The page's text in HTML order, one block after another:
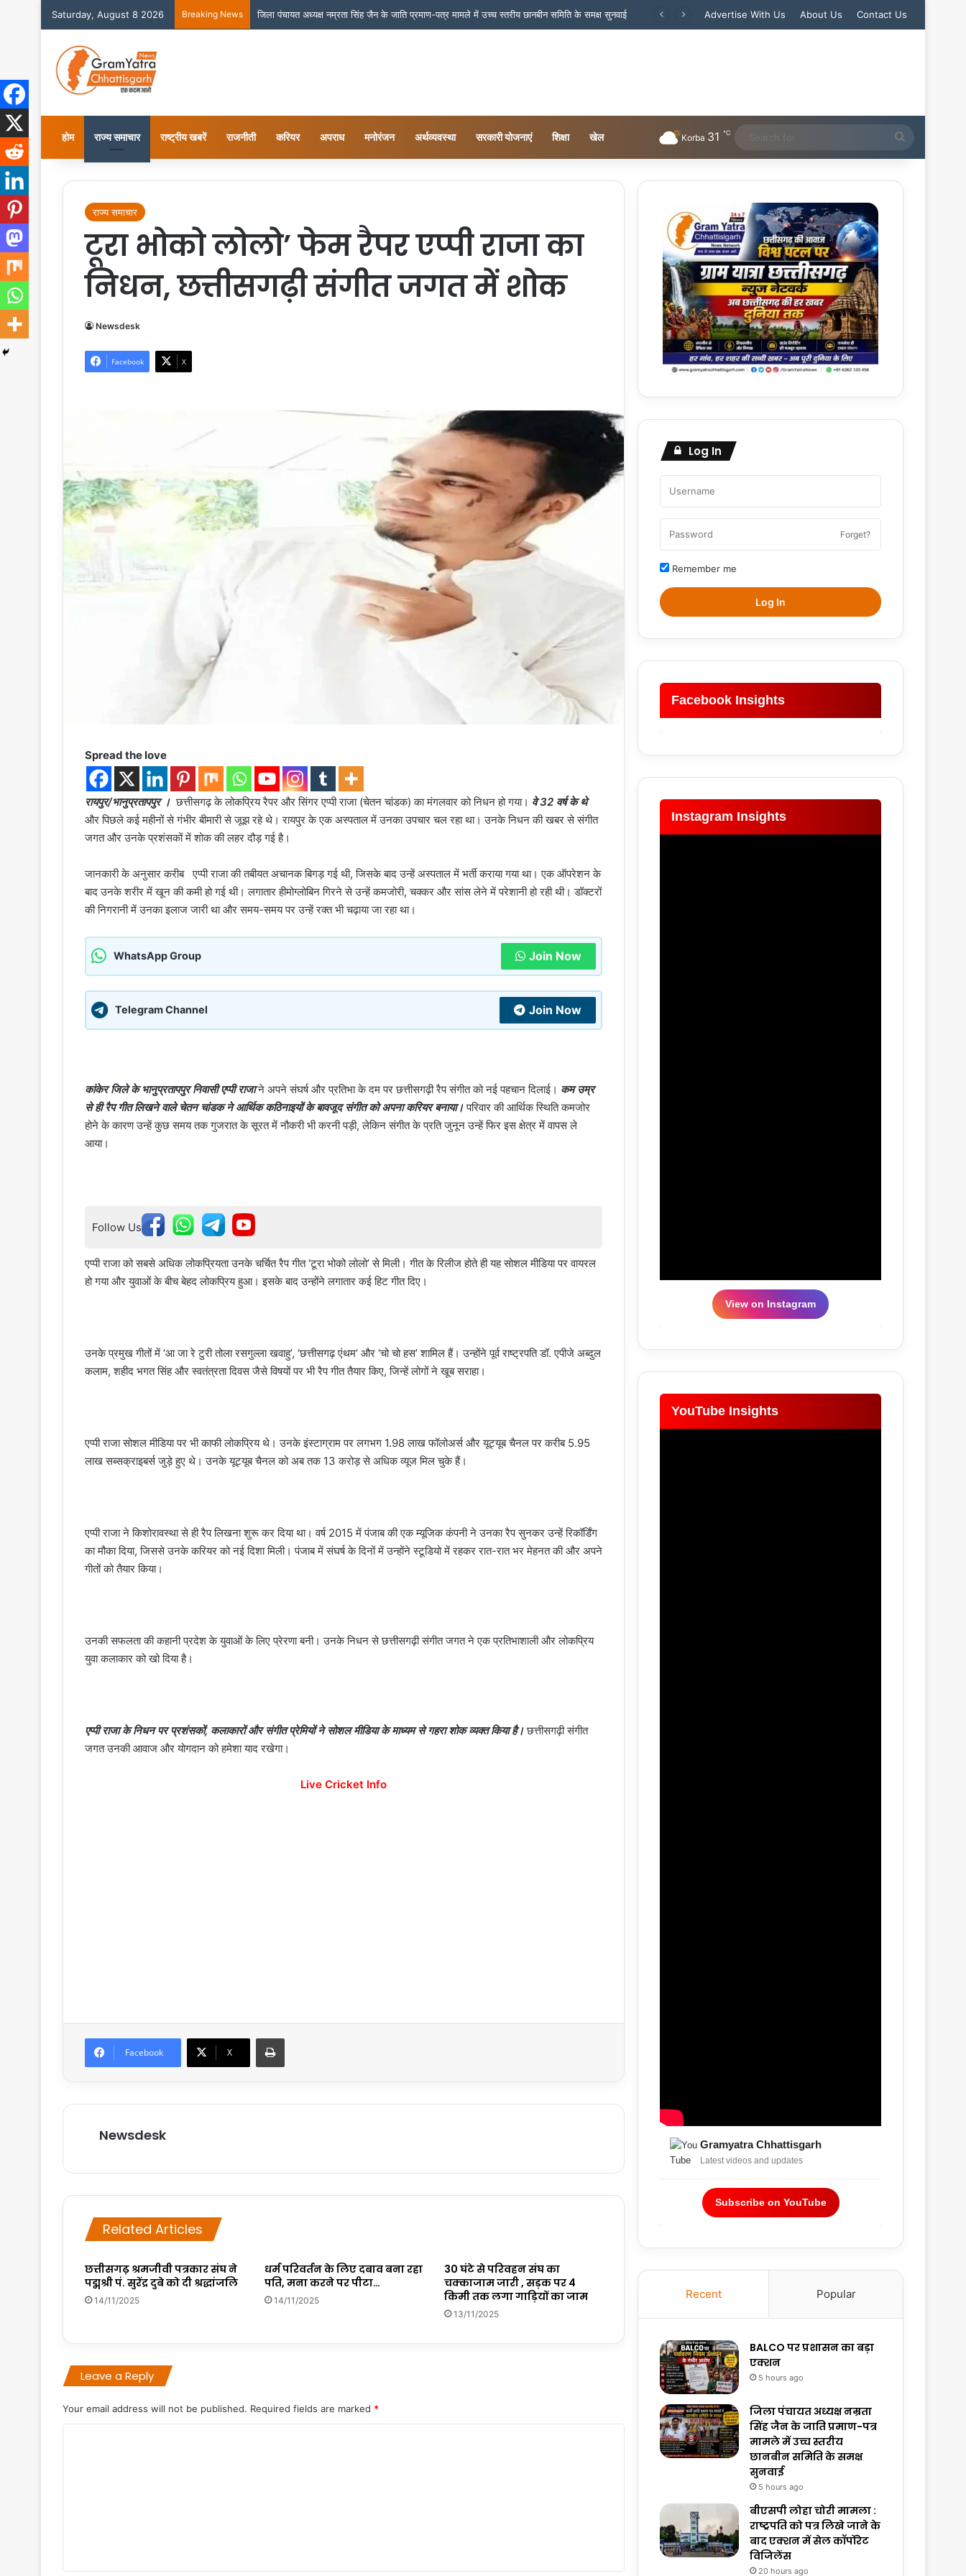
Saturday, August 8 2026 Breaking News जिला पंचायत अध्यक्ष नम्रता सिंह जैन के जाति प्रमाण-पत्र मामले में उच्च स्तरीय छानबीन समिति के समक्ष सुनवाई Advertise With Us About Us Contact Us
होम राज्य समाचार राष्ट्रीय खबरें राजनीती करियर अपराध मनोरंजन अर्थव्यवस्था सरकारी योजनाएं शिक्षा खेल Korba 31 ℃
for
राज्य समाचार
टूरा भोको लोलो’ फेम रैपर एप्पी राजा का
निधन, छत्तीसगढ़ी संगीत जगत में शोक
Newsdesk
Facebook X
Spread the love
रायपुर/भानुप्रतापपुर । छत्तीसगढ़ के लोकप्रिय रैपर और सिंगर एप्पी राजा (चेतन चांडक) का मंगलवार को निधन हो गया। वे 32 वर्ष के थे
और पिछले कई महीनों से गंभीर बीमारी से जूझ रहे थे। रायपुर के एक अस्पताल में उनका उपचार चल रहा था। उनके निधन की खबर से संगीत
जगत और उनके प्रशंसकों में शोक की लहर दौड़ गई है।
जानकारी के अनुसार करीब एप्पी राजा की तबीयत अचानक बिगड़ गई थी, जिसके बाद उन्हें अस्पताल में भर्ती कराया गया था। एक ऑपरेशन के
बाद उनके शरीर में खून की कमी हो गई थी। लगातार हीमोग्लोबिन गिरने से उन्हें कमजोरी, चक्कर और सांस लेने में परेशानी हो रही थी। डॉक्टरों
की निगरानी में उनका इलाज जारी था और समय-समय पर उन्हें रक्त भी चढ़ाया जा रहा था।
WhatsApp Group Join Now
Telegram Channel Join Now
कांकेर जिले के भानुप्रतापपुर निवासी एप्पी राजाने अपने संघर्ष और प्रतिभा के दम पर छत्तीसगढ़ी रैप संगीत को नई पहचान दिलाई। कम उम्र
से ही रैप गीत लिखने वाले चेतन चांडक ने आर्थिक कठिनाइयों के बावजूद संगीत को अपना करियर बनाया।परिवार की आर्थिक स्थिति कमजोर
होने के कारण उन्हें कुछ समय तक गुजरात के सूरत में नौकरी भी करनी पड़ी, लेकिन संगीत के प्रति जुनून उन्हें फिर इस क्षेत्र में वापस ले
आया।
Follow Us
एप्पी राजा को सबसे अधिक लोकप्रियता उनके चर्चित रैप गीत ‘टूरा भोको लोलो’ से मिली। गीत के रिलीज होते ही यह सोशल मीडिया पर वायरल
हो गया और युवाओं के बीच बेहद लोकप्रिय हुआ। इसके बाद उन्होंने लगातार कई हिट गीत दिए।
उनके प्रमुख गीतों में ‘आ जा रे टुरी तोला रसगुल्ला खवाहु’, ‘छत्तीसगढ़ एंथम’ और ‘चो चो हस’ शामिल हैं। उन्होंने पूर्व राष्ट्रपति डॉ. एपीजे अब्दुल
कलाम, शहीद भगत सिंह और स्वतंत्रता दिवस जैसे विषयों पर भी रैप गीत तैयार किए, जिन्हें लोगों ने खूब सराहा।
एप्पी राजा सोशल मीडिया पर भी काफी लोकप्रिय थे। उनके इंस्टाग्राम पर लगभग 1.98 लाख फॉलोअर्स और यूट्यूब चैनल पर करीब 5.95
लाख सब्सक्राइबर्स जुड़े हुए थे। उनके यूट्यूब चैनल को अब तक 13 करोड़ से अधिक व्यूज मिल चुके हैं।
एप्पी राजा ने किशोरावस्था से ही रैप लिखना शुरू कर दिया था। वर्ष 2015 में पंजाब की एक म्यूजिक कंपनी ने उनका रैप सुनकर उन्हें रिकॉर्डिंग
का मौका दिया, जिससे उनके करियर को नई दिशा मिली। पंजाब में संघर्ष के दिनों में उन्होंने स्टूडियो में रहकर रात-रात भर मेहनत की और अपने
गीतों को तैयार किया।
उनकी सफलता की कहानी प्रदेश के युवाओं के लिए प्रेरणा बनी। उनके निधन से छत्तीसगढ़ी संगीत जगत ने एक प्रतिभाशाली और लोकप्रिय
युवा कलाकार को खो दिया है।
एप्पी राजा के निधन पर प्रशंसकों, कलाकारों और संगीत प्रेमियों ने सोशल मीडिया के माध्यम से गहरा शोक व्यक्त किया है।छत्तीसगढ़ी संगीत
जगत उनकी आवाज और योगदान को हमेशा याद रखेगा।
Live Cricket Info
Facebook X
Newsdesk
Related Articles
छत्तीसगढ़ श्रमजीवी पत्रकार संघ ने
पद्मश्री पं. सुरेंद्र दुबे को दी श्रद्धांजलि
14/11/2025
धर्म परिवर्तन के लिए दबाव बना रहा
पति, मना करने पर पीटा…
14/11/2025
30 घंटे से परिवहन संघ का
चक्काजाम जारी , सड़क पर 4
किमी तक लगा गाड़ियों का जाम
13/11/2025
Leave a Reply
Your email address will not be published. Required fields are marked *
Log In
Forget?
Remember me
Log In
Facebook Insights
Instagram Insights
View on Instagram
YouTube Insights
Gramyatra Chhattisgarh
Latest videos and updates
Subscribe on YouTube
Recent Popular
BALCO पर प्रशासन का बड़ा
एक्शन
5 hours ago
जिला पंचायत अध्यक्ष नम्रता
सिंह जैन के जाति प्रमाण-पत्र
मामले में उच्च स्तरीय
छानबीन समिति के समक्ष
सुनवाई
5 hours ago
बीएसपी लोहा चोरी मामला :
राष्ट्रपति को पत्र लिखे जाने के
बाद एक्शन में सेल कॉर्पोरेट
विजिलेंस
20 hours ago